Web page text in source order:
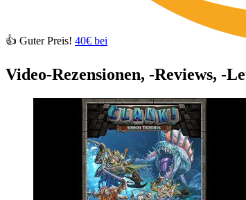
👍 Guter Preis! 40€ bei
Video-Rezensionen, -Reviews, -